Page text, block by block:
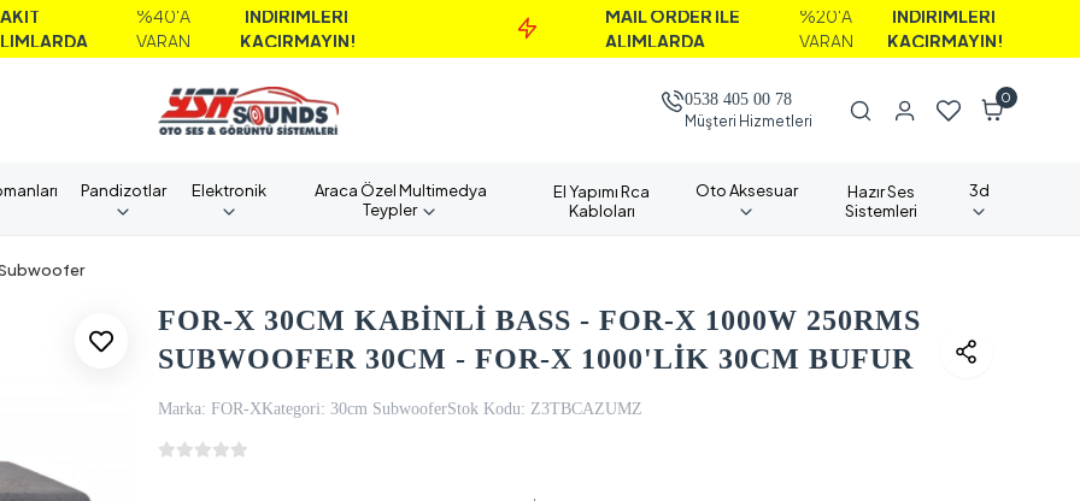
VARAN
İNDİRİMLERİ
KAÇIRMAYIN!
MAİL ORDER İLE
ALIMLARDA
%20'A
İNDİRİMLERİ
KAÇIRMAYIN!
0538 405 00 78
Müşteri Hizmetleri
0
Pandizotlar Elektronik
Araca Özel Multimedya
Teypler
El Yapımı Rca
Kabloları
Oto Aksesuar
Hazır Ses
Sistemleri
3d
FOR-X 30CM KABİNLİ BASS - FOR-X 1000W 250RMS
SUBWOOFER 30CM - FOR-X 1000'LİK 30CM BUFUR
Marka: FOR-XKategori: 30cm SubwooferStok Kodu: Z3TBCAZUMZ